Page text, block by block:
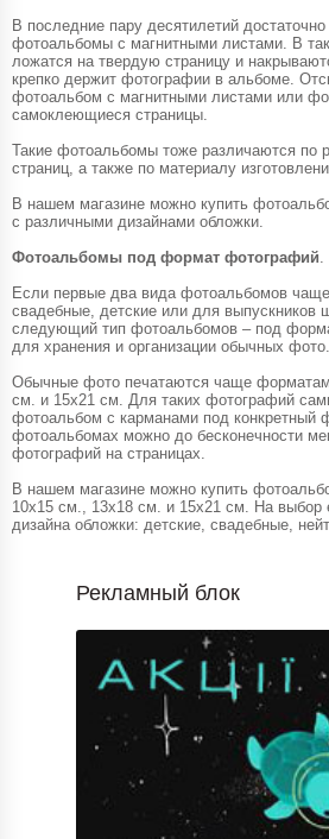
В последние пару десятилетий
фотоальбомы с магнитными листами. В
ложатся на твердую страницу и
крепко держит фотографии в альбоме.
фотоальбом с магнитными листами или
самоклеющиеся страницы.
Такие фотоальбомы тоже различаются по
страниц, а также по материалу
В нашем магазине можно купить
с различными дизайнами обложки.
Фотоальбомы под формат фотографий
Если первые два вида фотоальбомов чаще
свадебные, детские или для выпускников
следующий тип фотоальбомов – под
для хранения и организации обычных фото.
Обычные фото печатаются чаще
см. и 15х21 см. Для таких фотографий
фотоальбом с карманами под конкретный
фотоальбомах можно до бесконечности
фотографий на страницах.
В нашем магазине можно купить
10х15 см., 13х18 см. и 15х21 см. На выбор
дизайна обложки: детские, свадебные,
Рекламный блок